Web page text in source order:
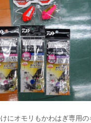
にオモリもかわはぎ専用の